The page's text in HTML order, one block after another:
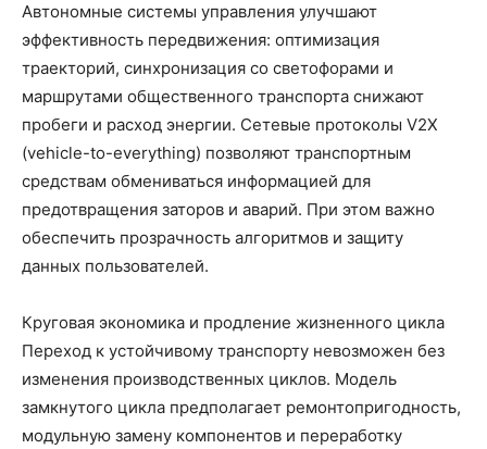
Автономные системы управления улучшают
эффективность передвижения: оптимизация
траекторий, синхронизация со светофорами и
маршрутами общественного транспорта снижают
пробеги и расход энергии. Сетевые протоколы V2X
(vehicle-to-everything) позволяют транспортным
средствам обмениваться информацией для
предотвращения заторов и аварий. При этом важно
обеспечить прозрачность алгоритмов и защиту
данных пользователей.
Круговая экономика и продление жизненного цикла
Переход к устойчивому транспорту невозможен без
изменения производственных циклов. Модель
замкнутого цикла предполагает ремонтопригодность,
модульную замену компонентов и переработку